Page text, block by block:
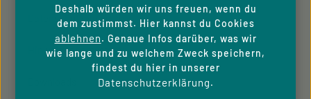
Datenschutzhinweise
Hinweisgeber­system
Deshalb würden wir uns freuen, wenn du
dem zustimmst. Hier kannst du Cookies
ablehnen. Genaue Infos darüber, was wir
wie lange und zu welchem Zweck speichern,
findest du hier in unserer
Datenschutzerklärung.